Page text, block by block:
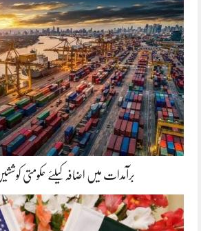
برآمدات میں اضافہ کیلئے حکومتی